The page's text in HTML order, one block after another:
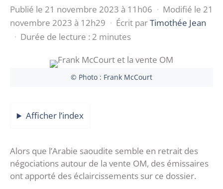
Publié le 21 novembre 2023 à 11h06 · Modifié le 21
novembre 2023 à 12h29 · Écrit parTimothée Jean
· Durée de lecture : 2 minutes
© Photo : Frank McCourt
Afficher l’index
Alors que l’Arabie saoudite semble en retrait des
négociations autour de la vente OM, des émissaires
ont apporté des éclaircissements sur ce dossier.